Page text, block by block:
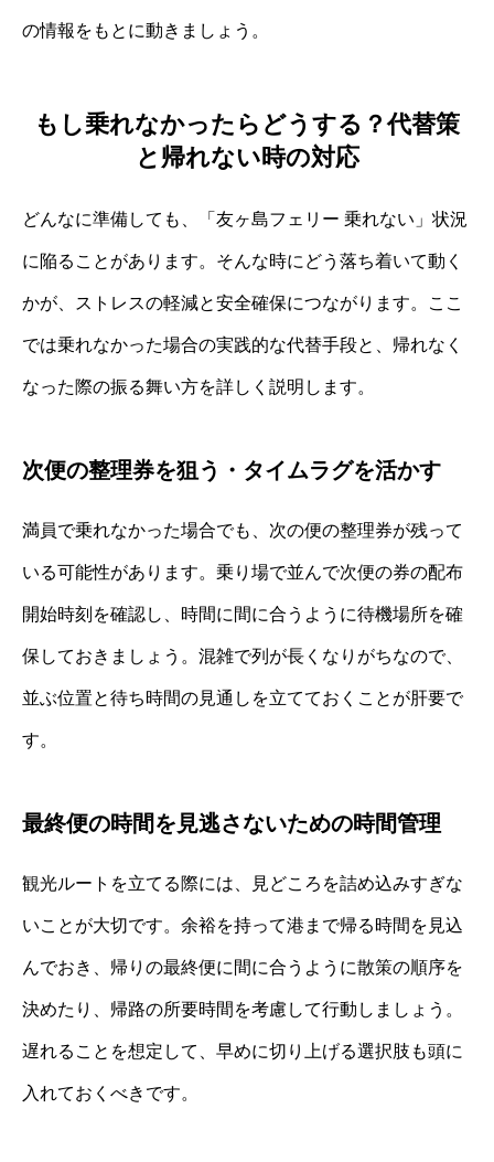
の情報をもとに動きましょう。
もし乗れなかったらどうする？代替策
と帰れない時の対応
どんなに準備しても、「友ヶ島フェリー 乗れない」状況
に陥ることがあります。そんな時にどう落ち着いて動く
かが、ストレスの軽減と安全確保につながります。ここ
では乗れなかった場合の実践的な代替手段と、帰れなく
なった際の振る舞い方を詳しく説明します。
次便の整理券を狙う・タイムラグを活かす
満員で乗れなかった場合でも、次の便の整理券が残って
いる可能性があります。乗り場で並んで次便の券の配布
開始時刻を確認し、時間に間に合うように待機場所を確
保しておきましょう。混雑で列が長くなりがちなので、
並ぶ位置と待ち時間の見通しを立てておくことが肝要で
す。
最終便の時間を見逃さないための時間管理
観光ルートを立てる際には、見どころを詰め込みすぎな
いことが大切です。余裕を持って港まで帰る時間を見込
んでおき、帰りの最終便に間に合うように散策の順序を
決めたり、帰路の所要時間を考慮して行動しましょう。
遅れることを想定して、早めに切り上げる選択肢も頭に
入れておくべきです。